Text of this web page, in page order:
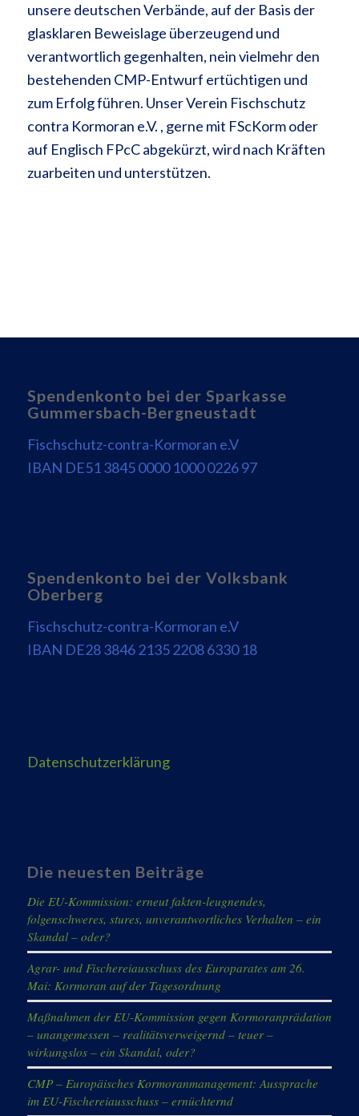
unsere deutschen Verbände, auf der Basis der
glasklaren Beweislage überzeugend und
verantwortlich gegenhalten, nein vielmehr den
bestehenden CMP-Entwurf ertüchtigen und
zum Erfolg führen. Unser Verein Fischschutz
contra Kormoran e.V. , gerne mit FScKorm oder
auf Englisch FPcC abgekürzt, wird nach Kräften
zuarbeiten und unterstützen.
Spendenkonto bei der Sparkasse
Gummersbach-Bergneustadt
Fischschutz-contra-Kormoran e.V
IBAN DE51 3845 0000 1000 0226 97
Spendenkonto bei der Volksbank
Oberberg
Fischschutz-contra-Kormoran e.V
IBAN DE28 3846 2135 2208 6330 18
Datenschutzerklärung
Die neuesten Beiträge
Die EU-Kommission: erneut fakten-leugnendes,
folgenschweres, stures, unverantwortliches Verhalten – ein
Skandal – oder?
Agrar- und Fischereiausschuss des Europarates am 26.
Mai: Kormoran auf der Tagesordnung
Maßnahmen der EU-Kommission gegen Kormoranprädation
– unangemessen – realitätsverweigernd – teuer –
wirkungslos – ein Skandal, oder?
CMP – Europäisches Kormoranmanagement: Aussprache
im EU-Fischereiausschuss – ernüchternd